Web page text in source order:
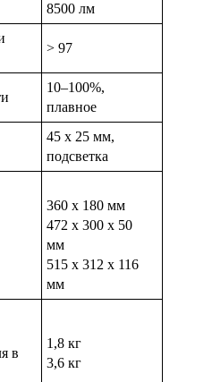
8500 лм
> 97
10–100%,
плавное
45 х 25 мм,
подсветка
360 х 180 мм
472 x 300 x 50
мм
515 х 312 х 116
мм
в
1,8 кг
3,6 кг